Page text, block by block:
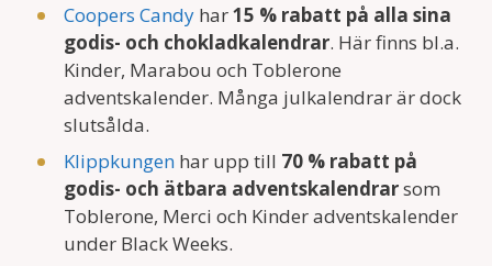
Coopers Candyhar15 % rabatt på alla sina
godis- och chokladkalendrar. Här finns bl.a.
Kinder, Marabou och Toblerone
adventskalender. Många julkalendrar är dock
slutsålda.
Klippkungenhar upp till 70 % rabatt på
godis- och ätbara adventskalendrarsom
Toblerone, Merci och Kinder adventskalender
under Black Weeks.